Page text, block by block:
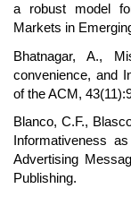
a robust model
Markets in
Bhatnagar, A.,
convenience, and
of the ACM,
Blanco, C.F.,
Informativeness
Advertising
Publishing.